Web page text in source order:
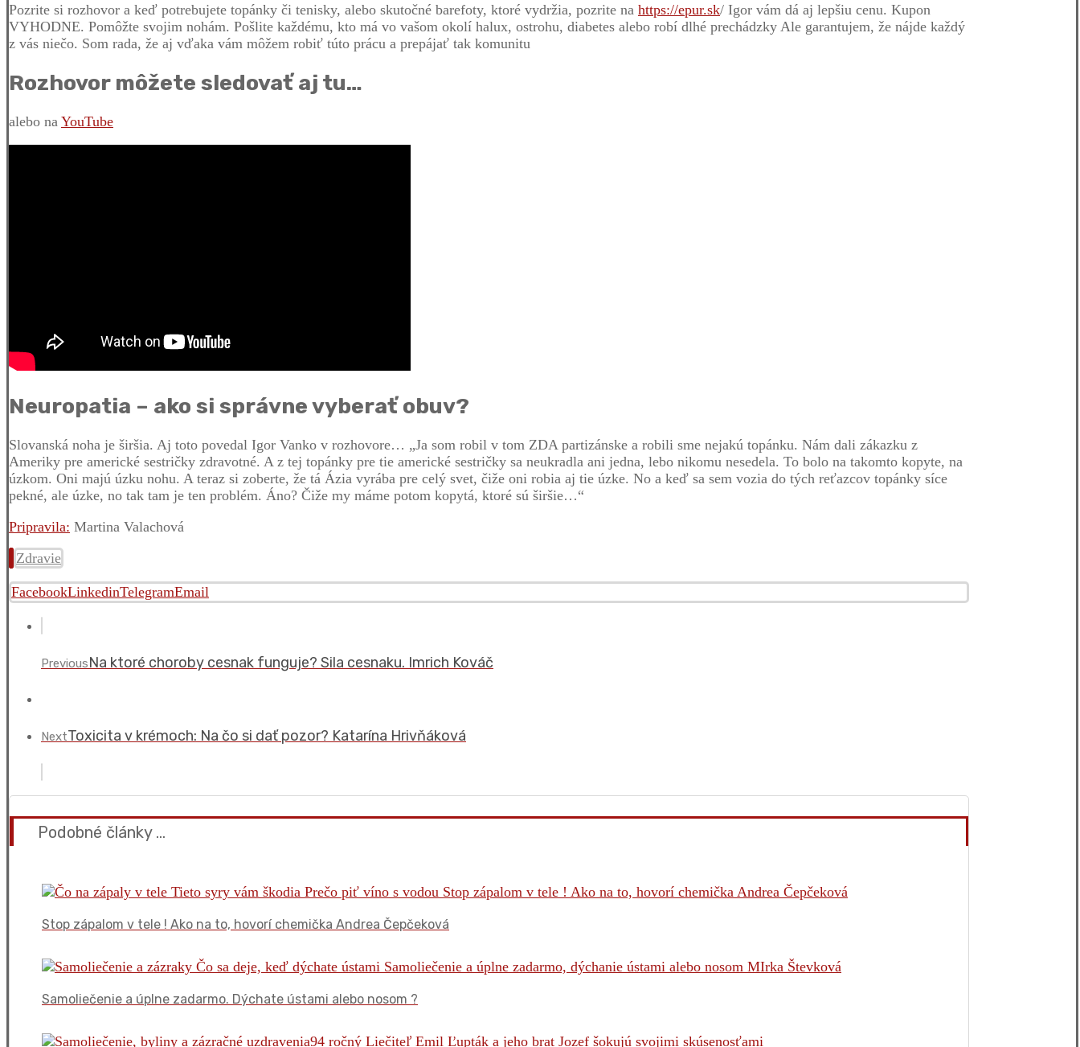
Pozrite si rozhovor a keď potrebujete topánky či tenisky, alebo skutočné barefoty, ktoré vydržia, pozrite na https://epur.sk/ Igor vám dá aj lepšiu cenu. Kupon
VYHODNE. Pomôžte svojim nohám. Pošlite každému, kto má vo vašom okolí halux, ostrohu, diabetes alebo robí dlhé prechádzky Ale garantujem, že nájde každý
z vás niečo. Som rada, že aj vďaka vám môžem robiť túto prácu a prepájať tak komunitu
Rozhovor môžete sledovať aj tu…
alebo na YouTube
Neuropatia – ako si správne vyberať obuv?
Slovanská noha je širšia. Aj toto povedal Igor Vanko v rozhovore… „Ja som robil v tom ZDA partizánske a robili sme nejakú topánku. Nám dali zákazku z
Ameriky pre americké sestričky zdravotné. A z tej topánky pre tie americké sestričky sa neukradla ani jedna, lebo nikomu nesedela. To bolo na takomto kopyte, na
úzkom. Oni majú úzku nohu. A teraz si zoberte, že tá Ázia vyrába pre celý svet, čiže oni robia aj tie úzke. No a keď sa sem vozia do tých reťazcov topánky síce
pekné, ale úzke, no tak tam je ten problém. Áno? Čiže my máme potom kopytá, ktoré sú širšie…“
Pripravila: Martina Valachová
Zdravie
FacebookLinkedinTelegramEmail
PreviousNa ktoré choroby cesnak funguje? Sila cesnaku. Imrich Kováč
NextToxicita v krémoch: Na čo si dať pozor? Katarína Hrivňáková
Podobné články ...
Stop zápalom v tele ! Ako na to, hovorí chemička Andrea Čepčeková
Samoliečenie a úplne zadarmo. Dýchate ústami alebo nosom ?